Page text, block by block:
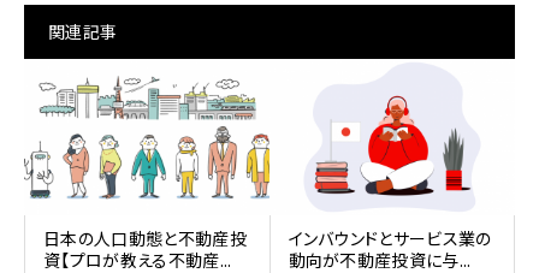
関連記事
日本の人口動態と不動産投
資【プロが教える不動産...
インバウンドとサービス業の
動向が不動産投資に与...